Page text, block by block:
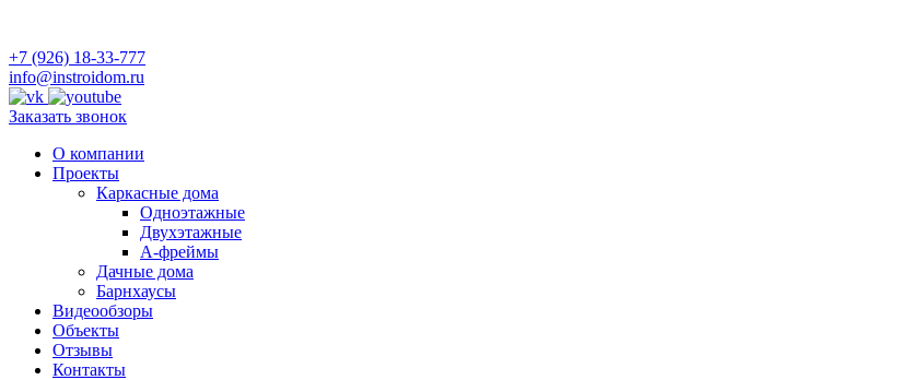
+7 (926) 18-33-777
info@instroidom.ru
Заказать звонок
О компании
Проекты
Каркасные дома
Одноэтажные
Двухэтажные
А-фреймы
Дачные дома
Барнхаусы
Видеообзоры
Объекты
Отзывы
Контакты